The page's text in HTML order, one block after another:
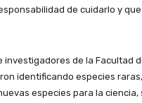
de cuidarlo y
investigadores de la Facultad
identificando especies
especies para la ciencia,